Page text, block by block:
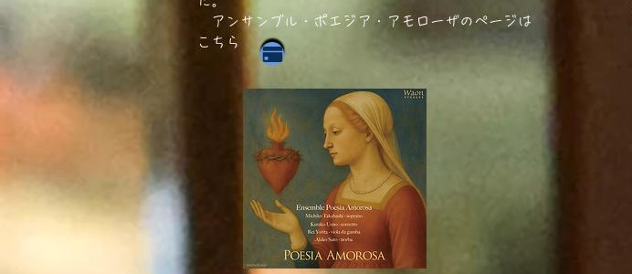
アンサンブル・ポエジア・アモローザのページは
​こちら